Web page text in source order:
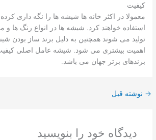
کیفیت
معمولا در اکثر خانه ها شیشه ها را نگه داری کرده
استفاده خواهند کرد. شیشه ها در انواع رنگ ها
تولید می شوند همچنین به دلیل برند ساز بودن
اهمیت بیشتری می شود. شیشه عامل اصلی
برندهای برتر جهان می باشد.
→ نوشته قبل
دیدگاه‌ خود را بنویسید